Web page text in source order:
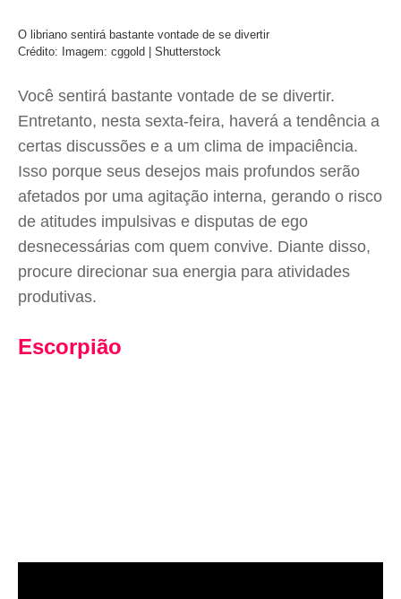
O libriano sentirá bastante vontade de se divertir
Crédito: Imagem: cggold | Shutterstock
Você sentirá bastante vontade de se divertir.
Entretanto, nesta sexta-feira, haverá a tendência a
certas discussões e a um clima de impaciência.
Isso porque seus desejos mais profundos serão
afetados por uma agitação interna, gerando o risco
de atitudes impulsivas e disputas de ego
desnecessárias com quem convive. Diante disso,
procure direcionar sua energia para atividades
produtivas.
Escorpião